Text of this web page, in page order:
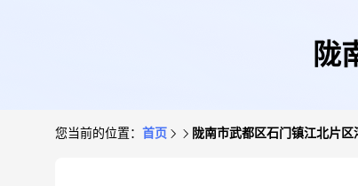
陇
您当前的位置： 首页 陇南市武都区石门镇江北片区